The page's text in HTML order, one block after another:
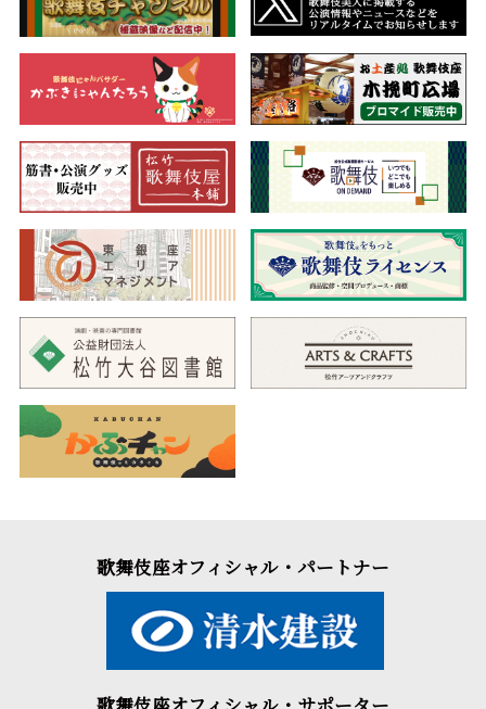
歌舞伎座オフィシャル・パートナー